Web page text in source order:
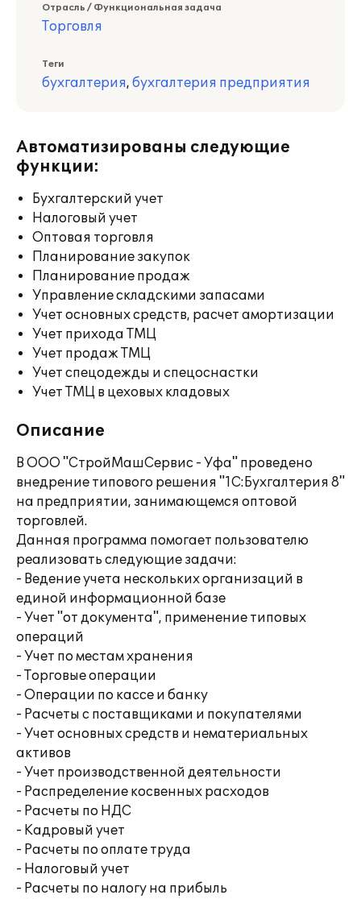
Отрасль / Функциональная задача
Торговля
Теги
бухгалтерия, бухгалтерия предприятия
Автоматизированы следующие
функции:
Бухгалтерский учет
Налоговый учет
Оптовая торговля
Планирование закупок
Планирование продаж
Управление складскими запасами
Учет основных средств, расчет амортизации
Учет прихода ТМЦ
Учет продаж ТМЦ
Учет спецодежды и спецоснастки
Учет ТМЦ в цеховых кладовых
Описание
В ООО "СтройМашСервис - Уфа" проведено
внедрение типового решения "1С:Бухгалтерия 8"
на предприятии, занимающемся оптовой
торговлей.
Данная программа помогает пользователю
реализовать следующие задачи:
- Ведение учета нескольких организаций в
единой информационной базе
- Учет "от документа", применение типовых
операций
- Учет по местам хранения
- Торговые операции
- Операции по кассе и банку
- Расчеты с поставщиками и покупателями
- Учет основных средств и нематериальных
активов
- Учет производственной деятельности
- Распределение косвенных расходов
- Расчеты по НДС
- Кадровый учет
- Расчеты по оплате труда
- Налоговый учет
- Расчеты по налогу на прибыль